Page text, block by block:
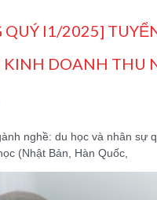
QUÝ I1/2025]
KINH DOANH THU
nghề: du học và nhân sự
(Nhật Bản, Hàn Quốc,